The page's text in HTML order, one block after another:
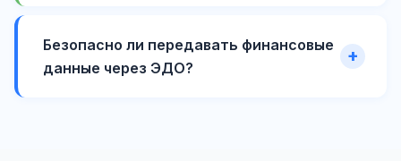
Безопасно ли передавать финансовые
данные через ЭДО?